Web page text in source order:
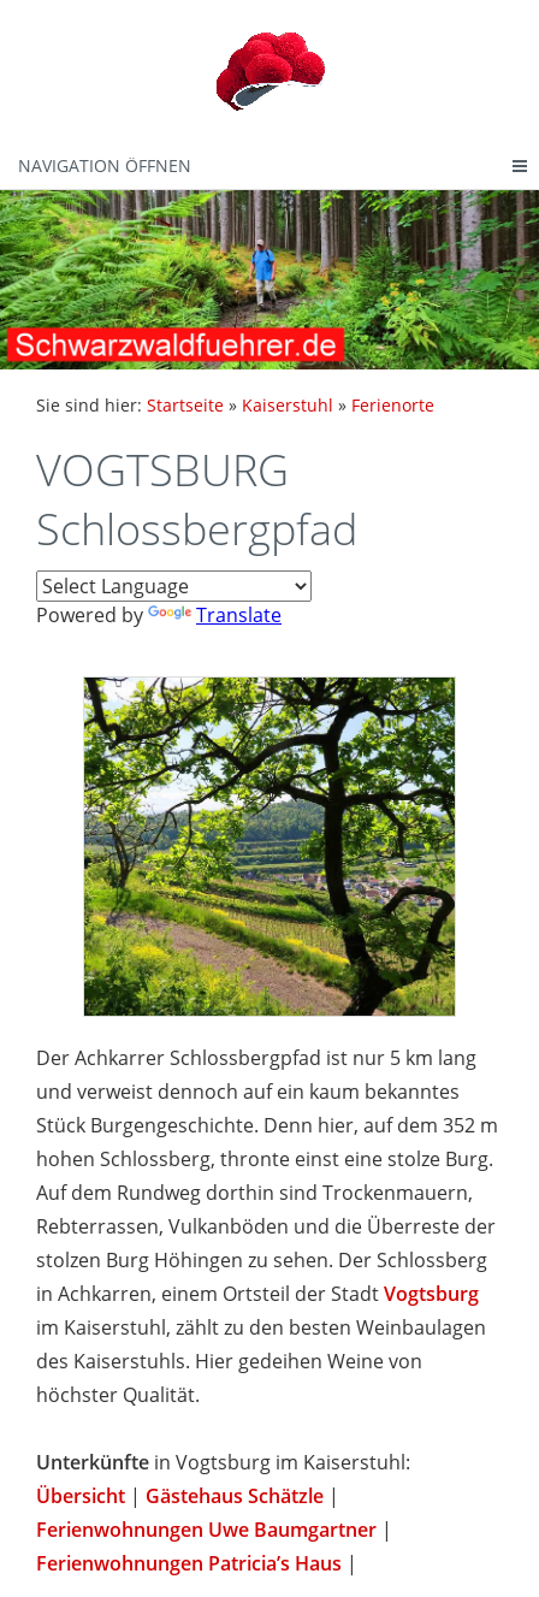
NAVIGATION ÖFFNEN
Sie sind hier: Startseite » Kaiserstuhl » Ferienorte
VOGTSBURG
Schlossbergpfad
Powered by Translate
Der Achkarrer Schlossbergpfad ist nur 5 km lang
und verweist dennoch auf ein kaum bekanntes
Stück Burgengeschichte. Denn hier, auf dem 352 m
hohen Schlossberg, thronte einst eine stolze Burg.
Auf dem Rundweg dorthin sind Trockenmauern,
Rebterrassen, Vulkanböden und die Überreste der
stolzen Burg Höhingen zu sehen. Der Schlossberg
in Achkarren, einem Ortsteil der StadtVogtsburg
im Kaiserstuhl, zählt zu den besten Weinbaulagen
des Kaiserstuhls. Hier gedeihen Weine von
höchster Qualität.
Unterkünfte in Vogtsburg im Kaiserstuhl:
Übersicht | Gästehaus Schätzle |
Ferienwohnungen Uwe Baumgartner |
Ferienwohnungen Patricia’s Haus |